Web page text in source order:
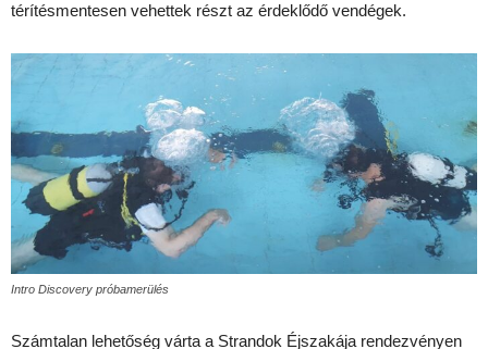
térítésmentesen vehettek részt az érdeklődő vendégek.
Intro Discovery próbamerülés
Számtalan lehetőség várta a Strandok Éjszakája rendezvényen